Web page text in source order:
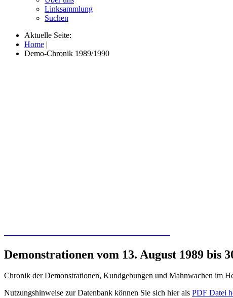
Linksammlung
Suchen
Aktuelle Seite:
Home |
Demo-Chronik 1989/1990
Demonstrationen vom 13. August 1989 bis
Chronik der Demonstrationen, Kundgebungen und Mahnwachen im
Nutzungshinweise zur Datenbank können Sie sich hier als PDF Datei